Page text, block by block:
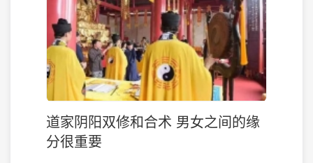
道家阴阳双修和合术 男女之间的缘
分很重要